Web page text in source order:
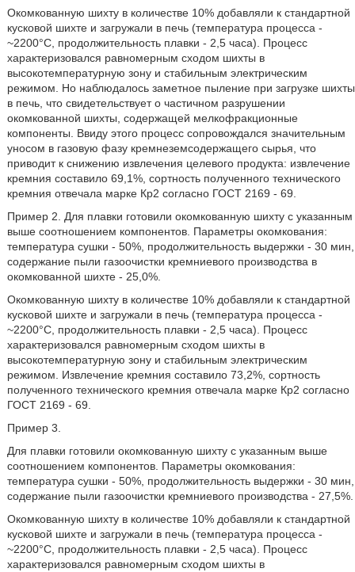
Окомкованную шихту в количестве 10% добавляли к стандартной
кусковой шихте и загружали в печь (температура процесса -
~2200°С, продолжительность плавки - 2,5 часа). Процесс
характеризовался равномерным сходом шихты в
высокотемпературную зону и стабильным электрическим
режимом. Но наблюдалось заметное пыление при загрузке шихты
в печь, что свидетельствует о частичном разрушении
окомкованной шихты, содержащей мелкофракционные
компоненты. Ввиду этого процесс сопровождался значительным
уносом в газовую фазу кремнеземсодержащего сырья, что
приводит к снижению извлечения целевого продукта: извлечение
кремния составило 69,1%, сортность полученного технического
кремния отвечала марке Кр2 согласно ГОСТ 2169 - 69.
Пример 2. Для плавки готовили окомкованную шихту с указанным
выше соотношением компонентов. Параметры окомкования:
температура сушки - 50%, продолжительность выдержки - 30 мин,
содержание пыли газоочистки кремниевого производства в
окомкованной шихте - 25,0%.
Окомкованную шихту в количестве 10% добавляли к стандартной
кусковой шихте и загружали в печь (температура процесса -
~2200°С, продолжительность плавки - 2,5 часа). Процесс
характеризовался равномерным сходом шихты в
высокотемпературную зону и стабильным электрическим
режимом. Извлечение кремния составило 73,2%, сортность
полученного технического кремния отвечала марке Кр2 согласно
ГОСТ 2169 - 69.
Пример 3.
Для плавки готовили окомкованную шихту с указанным выше
соотношением компонентов. Параметры окомкования:
температура сушки - 50%, продолжительность выдержки - 30 мин,
содержание пыли газоочистки кремниевого производства - 27,5%.
Окомкованную шихту в количестве 10% добавляли к стандартной
кусковой шихте и загружали в печь (температура процесса -
~2200°С, продолжительность плавки - 2,5 часа). Процесс
характеризовался равномерным сходом шихты в